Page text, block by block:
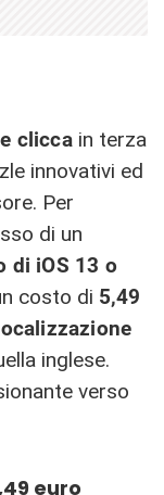
cliccain terza
innovativi ed
Per
di un
di iOS 13 o
costo di 5,49
inglese.
verso
euro